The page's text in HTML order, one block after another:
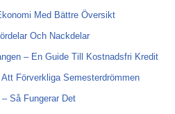
Med Bättre Översikt
Och Nackdelar
– En Guide Till Kostnadsfri Kredit
Förverkliga Semesterdrömmen
Så Fungerar Det